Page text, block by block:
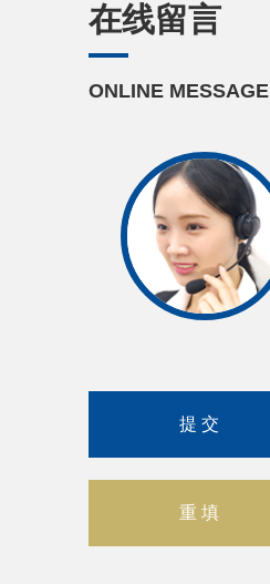
在线留言
ONLINE MESSAGE